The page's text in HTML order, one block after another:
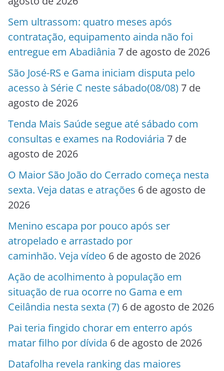
Sem ultrassom: quatro meses após
contratação, equipamento ainda não foi
entregue em Abadiânia 7 de agosto de 2026
São José-RS e Gama iniciam disputa pelo
acesso à Série C neste sábado(08/08) 7 de
agosto de 2026
Tenda Mais Saúde segue até sábado com
consultas e exames na Rodoviária 7 de
agosto de 2026
O Maior São João do Cerrado começa nesta
sexta. Veja datas e atrações 6 de agosto de
2026
Menino escapa por pouco após ser
atropelado e arrastado por
caminhão. Veja vídeo 6 de agosto de 2026
Ação de acolhimento à população em
situação de rua ocorre no Gama e em
Ceilândia nesta sexta (7) 6 de agosto de 2026
Pai teria fingido chorar em enterro após
matar filho por dívida 6 de agosto de 2026
Datafolha revela ranking das maiores